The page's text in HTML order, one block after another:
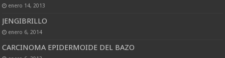
enero 14, 2013
JENGIBRILLO
enero 6, 2014
CARCINOMA EPIDERMOIDE DEL BAZO